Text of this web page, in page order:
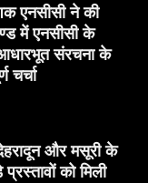
एनसीसी ने की
में एनसीसी के
संरचना के
चर्चा
और मसूरी के
को मिली